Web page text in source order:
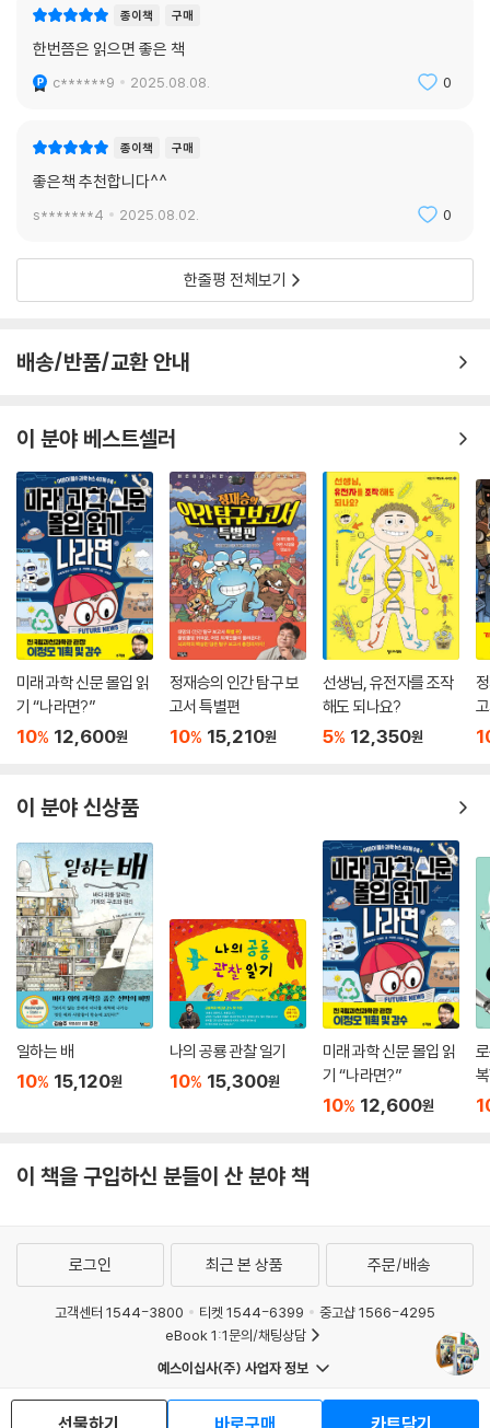
종이책 구매
한번쯤은 읽으면 좋은 책
c******9 2025.08.08. 0
종이책 구매
좋은책 추천합니다^^
s*******4 2025.08.02. 0
한줄평 전체보기
배송/반품/교환 안내
이 분야 베스트셀러
미래 과학 신문 몰입 읽
기 “나라면?”
10% 12,600원
정재승의 인간 탐구 보
고서 특별편
10% 15,210원
선생님, 유전자를 조작
해도 되나요?
5% 12,350원
이 분야 신상품
일하는 배
10% 15,120원
나의 공룡 관찰 일기
10% 15,300원
미래 과학 신문 몰입 읽
기 “나라면?”
10% 12,600원
이 책을 구입하신 분들이 산 분야 책
선물하기 바로구매 카트담기
로그인 최근 본 상품 주문/배송
고객센터 1544-3800 티켓 1544-6399
중고샵 1566-4295
eBook 1:1문의/채팅상담
예스이십사(주) 사업자 정보
이용약관
개인정보처리방침
청소년보호정책
회사소개 거래처관계자께